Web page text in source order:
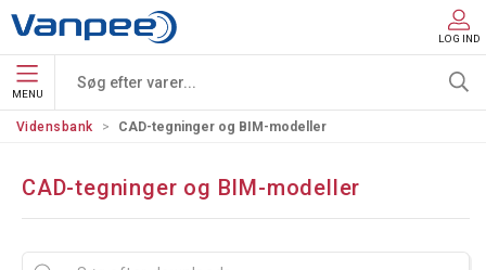
LOG IND
MENU
Vidensbank CAD-tegninger og BIM-modeller
CAD-tegninger og BIM-modeller